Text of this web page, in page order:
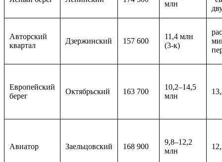
млн
Авторский
квартал
Дзержинский 157 600
11,4 млн
(3-к)
Европейский
берег
Октябрьский 163 700
10,2–14,5
млн
Авиатор Заельцовский 168 900
9,8–12,2
млн